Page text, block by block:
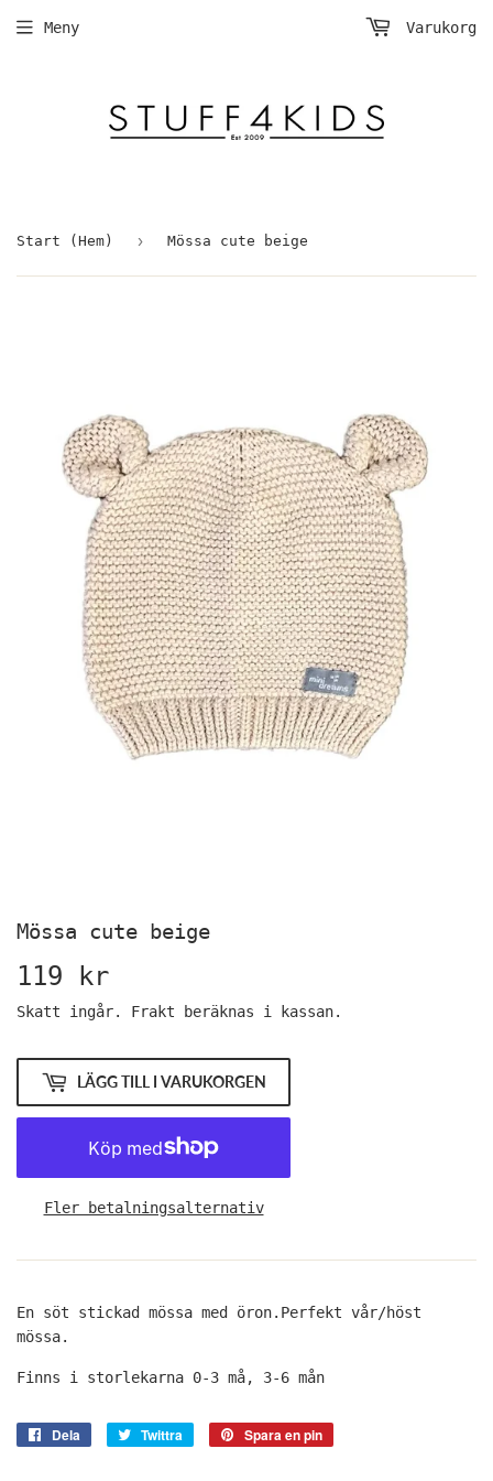
Meny Varukorg
Start (Hem) › Mössa cute beige
Mössa cute beige
119 kr
kr
Skatt ingår. Frakt beräknas i kassan.
LÄGG TILL I VARUKORGEN
Fler betalningsalternativ
En söt stickad mössa med öron.Perfekt vår/höst
mössa.
Finns i storlekarna 0-3 må, 3-6 mån
Dela
Dela
Twittra
Twittra
Spara en pin